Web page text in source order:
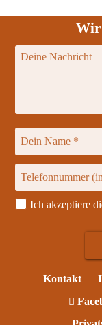
Wir
Ich akzeptiere
Kontakt